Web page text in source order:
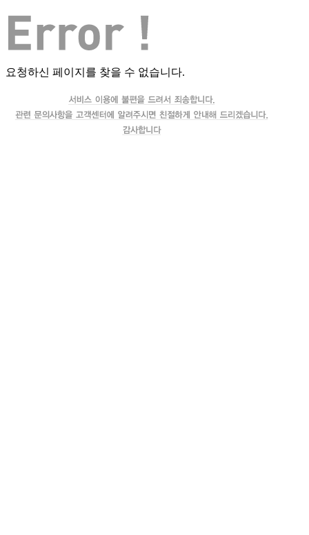
요청하신 페이지를 찾을 수 없습니다.